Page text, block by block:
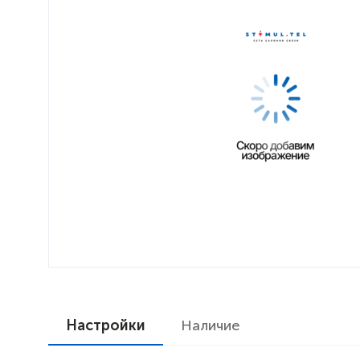
Настройки Наличие